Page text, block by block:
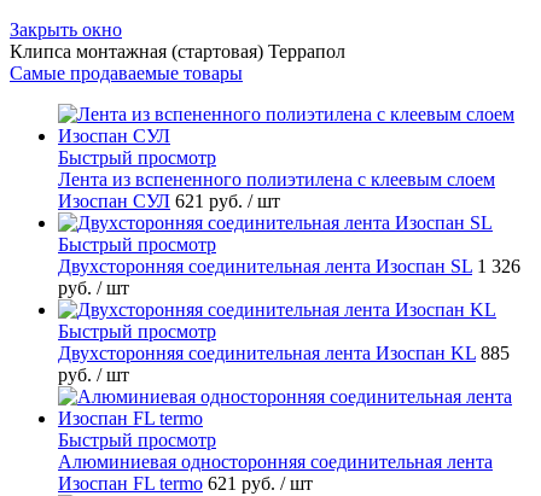
Закрыть окно
Клипса монтажная (стартовая) Террапол
Самые продаваемые товары
Быстрый просмотр
Лента из вспененного полиэтилена с клеевым слоем
Изоспан СУЛ 621 руб. / шт
Быстрый просмотр
Двухсторонняя соединительная лента Изоспан SL 1 326
руб. / шт
Быстрый просмотр
Двухсторонняя соединительная лента Изоспан KL 885
руб. / шт
Быстрый просмотр
Алюминиевая односторонняя соединительная лента
Изоспан FL termo 621 руб. / шт